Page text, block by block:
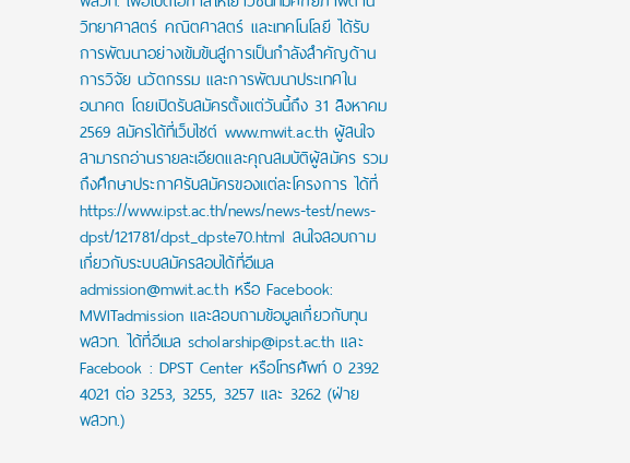
วิทยาศาสตร์ คณิตศาสตร์ และเทคโนโลยี ได้รับ
การพัฒนาอย่างเข้มข้นสู่การเป็นกำลังสำคัญด้าน
การวิจัย นวัตกรรม และการพัฒนาประเทศใน
อนาคต โดยเปิดรับสมัครตั้งแต่วันนี้ถึง 31 สิงหาคม
2569 สมัครได้ที่เว็บไซต์ www.mwit.ac.th ผู้สนใจ
สามารถอ่านรายละเอียดและคุณสมบัติผู้สมัคร รวม
ถึงศึกษาประกาศรับสมัครของแต่ละโครงการ ได้ที่
https://www.ipst.ac.th/news/news-test/news-
dpst/121781/dpst_dpste70.html สนใจสอบถาม
เกี่ยวกับระบบสมัครสอบได้ที่อีเมล
admission@mwit.ac.th หรือ Facebook:
MWITadmission และสอบถามข้อมูลเกี่ยวกับทุน
พสวท. ได้ที่อีเมล scholarship@ipst.ac.th และ
Facebook : DPST Center หรือโทรศัพท์ 0 2392
4021 ต่อ 3253, 3255, 3257 และ 3262 (ฝ่าย
พสวท.)